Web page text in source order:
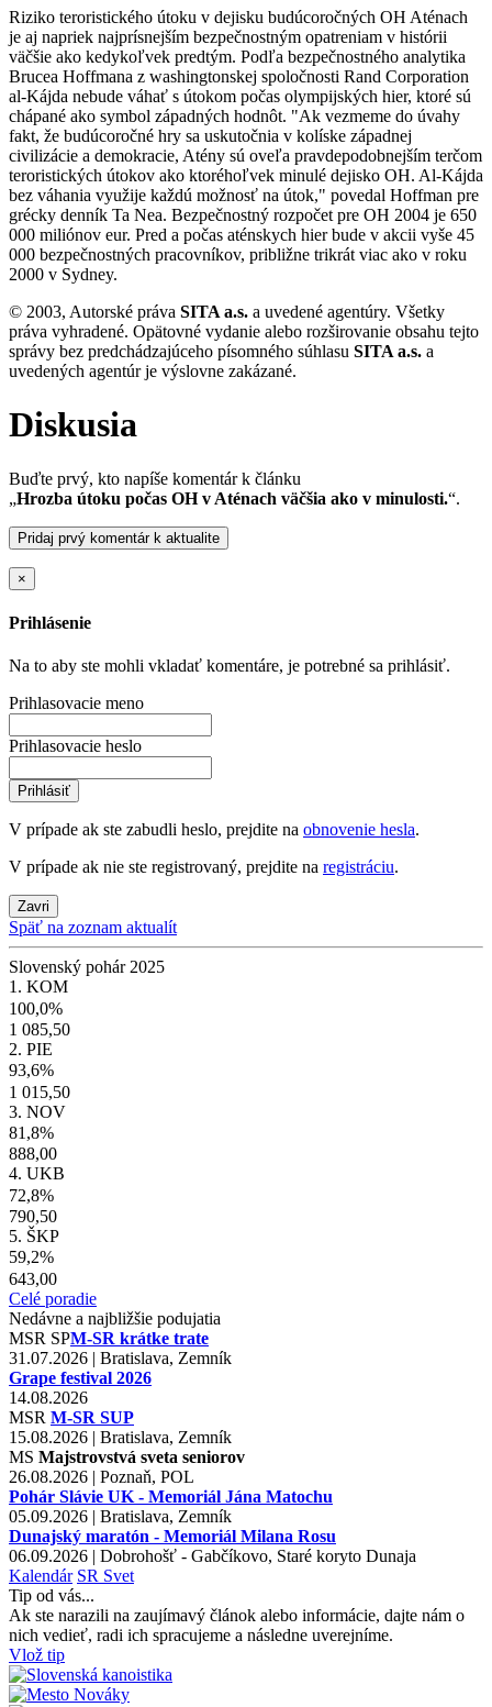
Riziko teroristického útoku v dejisku budúcoročných OH Aténach
je aj napriek najprísnejším bezpečnostným opatreniam v histórii
väčšie ako kedykoľvek predtým. Podľa bezpečnostného analytika
Brucea Hoffmana z washingtonskej spoločnosti Rand Corporation
al-Kájda nebude váhať s útokom počas olympijských hier, ktoré sú
chápané ako symbol západných hodnôt. "Ak vezmeme do úvahy
fakt, že budúcoročné hry sa uskutočnia v kolíske západnej
civilizácie a demokracie, Atény sú oveľa pravdepodobnejším terčom
teroristických útokov ako ktoréhoľvek minulé dejisko OH. Al-Kájda
bez váhania využije každú možnosť na útok," povedal Hoffman pre
grécky denník Ta Nea. Bezpečnostný rozpočet pre OH 2004 je 650
000 miliónov eur. Pred a počas aténskych hier bude v akcii vyše 45
000 bezpečnostných pracovníkov, približne trikrát viac ako v roku
2000 v Sydney.
© 2003, Autorské práva SITA a.s. a uvedené agentúry. Všetky
práva vyhradené. Opätovné vydanie alebo rozširovanie obsahu tejto
správy bez predchádzajúceho písomného súhlasu SITA a.s. a
uvedených agentúr je výslovne zakázané.
Diskusia
Buďte prvý, kto napíše komentár k článku
„Hrozba útoku počas OH v Aténach väčšia ako v minulosti.“.
Pridaj prvý komentár k aktualite
×
Prihlásenie
Na to aby ste mohli vkladať komentáre, je potrebné sa prihlásiť.
Prihlasovacie meno
Prihlasovacie heslo
Prihlásiť
V prípade ak ste zabudli heslo, prejdite na obnovenie hesla.
V prípade ak nie ste registrovaný, prejdite na registráciu.
Zavri
Späť na zoznam aktualít
Slovenský pohár 2025
1. KOM
100,0%
1 085,50
2. PIE
93,6%
1 015,50
3. NOV
81,8%
888,00
4. UKB
72,8%
790,50
5. ŠKP
59,2%
643,00
Celé poradie
Nedávne a najbližšie podujatia
MSR SPM-SR krátke trate
31.07.2026 | Bratislava, Zemník
Grape festival 2026
14.08.2026
MSR M-SR SUP
15.08.2026 | Bratislava, Zemník
MS Majstrovstvá sveta seniorov
26.08.2026 | Poznaň, POL
Pohár Slávie UK - Memoriál Jána Matochu
05.09.2026 | Bratislava, Zemník
Dunajský maratón - Memoriál Milana Rosu
06.09.2026 | Dobrohošť - Gabčíkovo, Staré koryto Dunaja
Kalendár SR Svet
Tip od vás...
Ak ste narazili na zaujímavý článok alebo informácie, dajte nám o
nich vedieť, radi ich spracujeme a následne uverejníme.
Vlož tip